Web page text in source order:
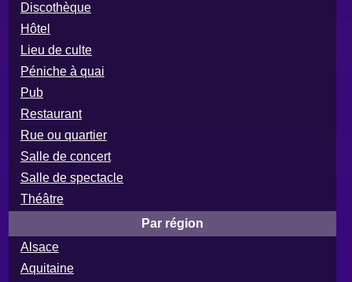
Discothèque
Hôtel
Lieu de culte
Péniche à quai
Pub
Restaurant
Rue ou quartier
Salle de concert
Salle de spectacle
Théâtre
Par région
Alsace
Aquitaine